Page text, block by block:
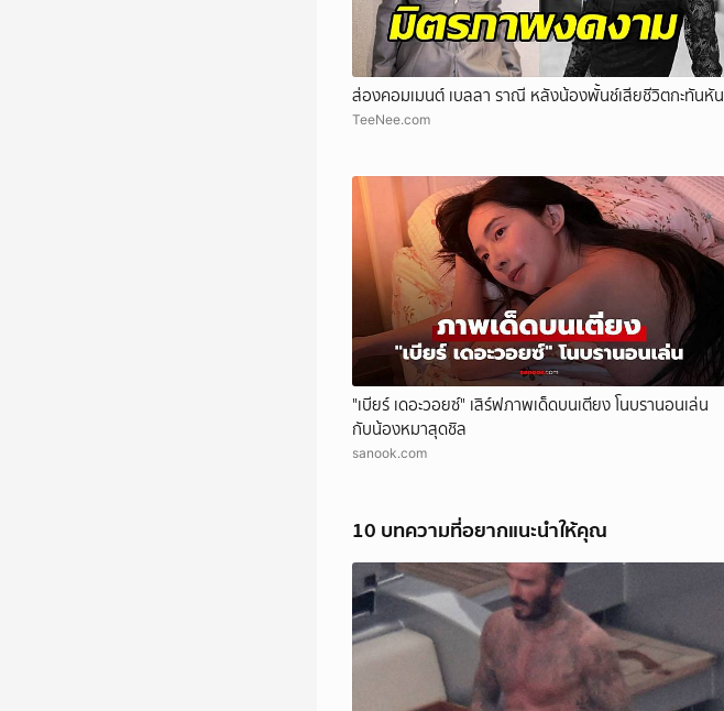
ส่องคอมเมนต์ เบลลา ราณี หลังน้องพั้นช์เสียชีวิตกะทันหัน
TeeNee.com
"เบียร์ เดอะวอยซ์" เสิร์ฟภาพเด็ดบนเตียง โนบรานอนเล่น
กับน้องหมาสุดชิล
sanook.com
10 บทความที่อยากแนะนำให้คุณ
ยกเลิก